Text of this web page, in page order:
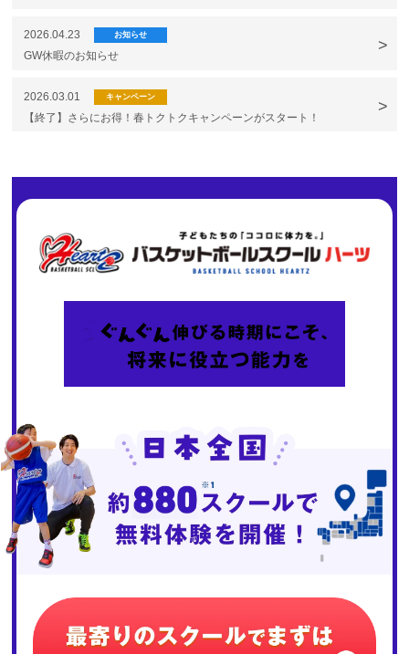
2026.04.23 お知らせ
GW休暇のお知らせ
2026.03.01 キャンペーン
【終了】さらにお得！春トクトクキャンペーンがスタート！